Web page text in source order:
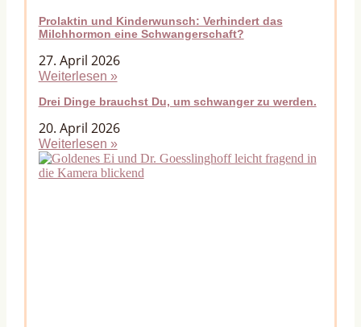
Prolaktin und Kinderwunsch: Verhindert das
Milchhormon eine Schwangerschaft?
27. April 2026
Weiterlesen »
Drei Dinge brauchst Du, um schwanger zu werden.
20. April 2026
Weiterlesen »